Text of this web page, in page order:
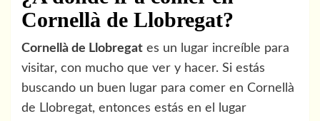
Cornellà de Llobregat?
Cornellà de Llobregat es un lugar increíble para
visitar, con mucho que ver y hacer. Si estás
buscando un buen lugar para comer en Cornellà
de Llobregat, entonces estás en el lugar